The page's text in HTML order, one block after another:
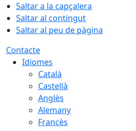
Saltar a la capçalera
Saltar al contingut
Saltar al peu de pàgina
Contacte
Idiomes
Català
Castellà
Anglès
Alemany
Francès